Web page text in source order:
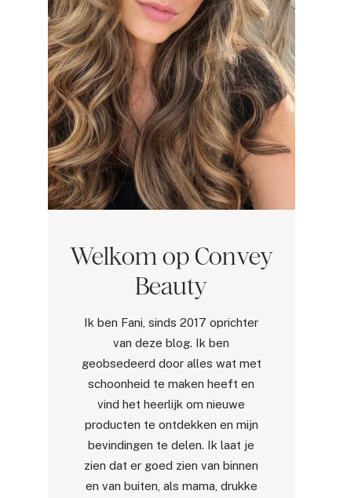
Welkom op Convey
Beauty
Ik ben Fani, sinds 2017 oprichter
van deze blog. Ik ben
geobsedeerd door alles wat met
schoonheid te maken heeft en
vind het heerlijk om nieuwe
producten te ontdekken en mijn
bevindingen te delen. Ik laat je
zien dat er goed zien van binnen
en van buiten, als mama, drukke